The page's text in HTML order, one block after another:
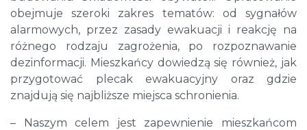
obejmuje szeroki zakres tematów: od sygnałów
alarmowych, przez zasady ewakuacji i reakcję na
różnego rodzaju zagrożenia, po rozpoznawanie
dezinformacji. Mieszkańcy dowiedzą się również, jak
przygotować plecak ewakuacyjny oraz gdzie
znajdują się najbliższe miejsca schronienia.
– Naszym celem jest zapewnienie mieszkańcom